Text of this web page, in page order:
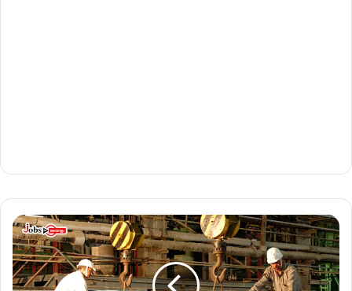
ഹി
ന്ദു
സ്ഥാ
ൻ